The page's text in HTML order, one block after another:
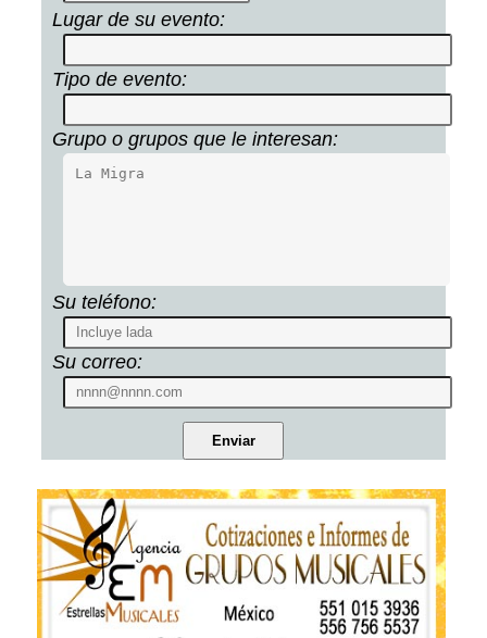
Lugar de su evento:
Tipo de evento:
Grupo o grupos que le interesan:
Su teléfono:
Su correo: